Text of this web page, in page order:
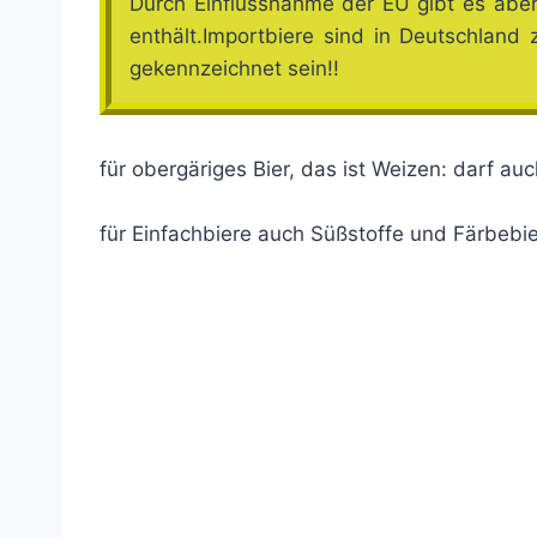
enthält.Importbiere sind in Deutschland
gekennzeichnet sein!!
für obergäriges Bier, das ist Weizen: darf
für Einfachbiere auch Süßstoffe und